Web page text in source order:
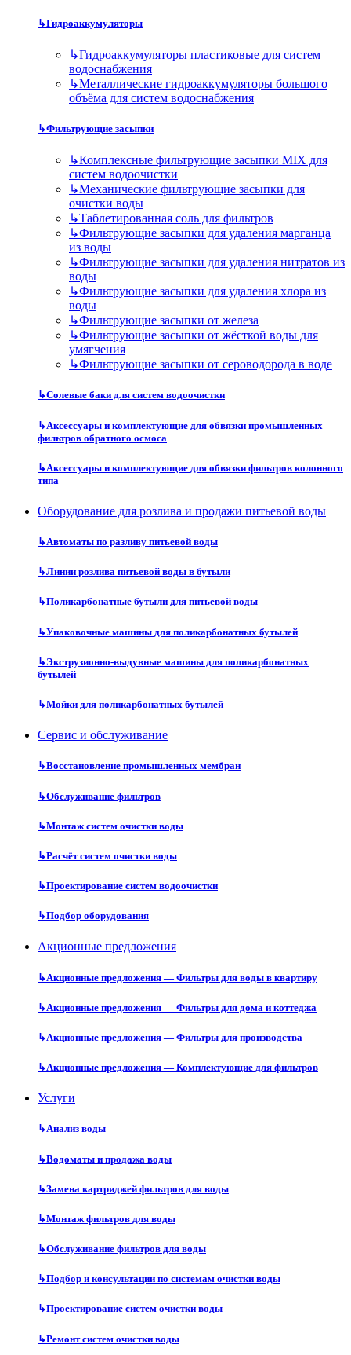
↳Гидроаккумуляторы
↳Гидроаккумуляторы пластиковые для систем
водоснабжения
↳Металлические гидроаккумуляторы большого
объёма для систем водоснабжения
↳Фильтрующие засыпки
↳Комплексные фильтрующие засыпки MIX для
систем водоочистки
↳Механические фильтрующие засыпки для
очистки воды
↳Таблетированная соль для фильтров
↳Фильтрующие засыпки для удаления марганца
из воды
↳Фильтрующие засыпки для удаления нитратов из
воды
↳Фильтрующие засыпки для удаления хлора из
воды
↳Фильтрующие засыпки от железа
↳Фильтрующие засыпки от жёсткой воды для
умягчения
↳Фильтрующие засыпки от сероводорода в воде
↳Солевые баки для систем водоочистки
↳Аксессуары и комплектующие для обвязки промышленных
фильтров обратного осмоса
↳Аксессуары и комплектующие для обвязки фильтров колонного
типа
Оборудование для розлива и продажи питьевой воды
↳Автоматы по разливу питьевой воды
↳Линии розлива питьевой воды в бутыли
↳Поликарбонатные бутыли для питьевой воды
↳Упаковочные машины для поликарбонатных бутылей
↳Экструзионно-выдувные машины для поликарбонатных
бутылей
↳Мойки для поликарбонатных бутылей
Сервис и обслуживание
↳Восстановление промышленных мембран
↳Обслуживание фильтров
↳Монтаж систем очистки воды
↳Расчёт систем очистки воды
↳Проектирование систем водоочистки
↳Подбор оборудования
Акционные предложения
↳Акционные предложения — Фильтры для воды в квартиру
↳Акционные предложения — Фильтры для дома и коттеджа
↳Акционные предложения — Фильтры для производства
↳Акционные предложения — Комплектующие для фильтров
Услуги
↳Анализ воды
↳Водоматы и продажа воды
↳Замена картриджей фильтров для воды
↳Монтаж фильтров для воды
↳Обслуживание фильтров для воды
↳Подбор и консультации по системам очистки воды
↳Проектирование систем очистки воды
↳Ремонт систем очистки воды